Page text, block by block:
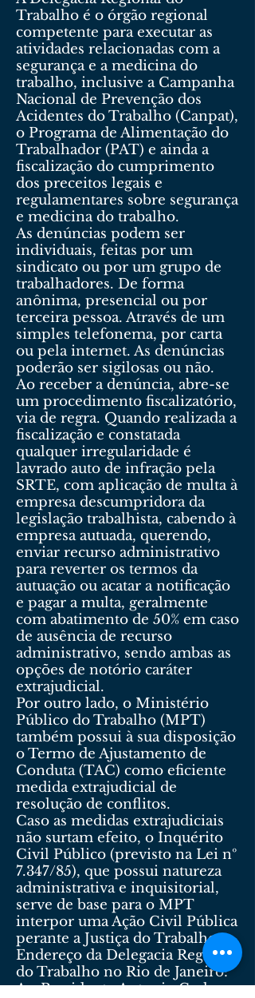
Trabalho é o órgão regional
competente para executar as
atividades relacionadas com a
segurança e a medicina do
trabalho, inclusive a Campanha
Nacional de Prevenção dos
Acidentes do Trabalho (Canpat),
o Programa de Alimentação do
Trabalhador (PAT) e ainda a
fiscalização do cumprimento
dos preceitos legais e
regulamentares sobre segurança
e medicina do trabalho.
As denúncias podem ser
individuais, feitas por um
sindicato ou por um grupo de
trabalhadores. De forma
anônima, presencial ou por
terceira pessoa. Através de um
simples telefonema, por carta
ou pela internet. As denúncias
poderão ser sigilosas ou não.
Ao receber a denúncia, abre-se
um procedimento fiscalizatório,
via de regra. Quando realizada a
fiscalização e constatada
qualquer irregularidade é
lavrado auto de infração pela
SRTE, com aplicação de multa à
empresa descumpridora da
legislação trabalhista, cabendo à
empresa autuada, querendo,
enviar recurso administrativo
para reverter os termos da
autuação ou acatar a notificação
e pagar a multa, geralmente
com abatimento de 50% em caso
de ausência de recurso
administrativo, sendo ambas as
opções de notório caráter
extrajudicial.
Por outro lado, o Ministério
Público do Trabalho (MPT)
também possui à sua disposição
o Termo de Ajustamento de
Conduta (TAC) como eficiente
medida extrajudicial de
resolução de conflitos.
Caso as medidas extrajudiciais
não surtam efeito, o Inquérito
Civil Público (previsto na Lei nº
7.347/85), que possui natureza
administrativa e inquisitorial,
serve de base para o MPT
interpor uma Ação Civil Pública
perante a Justiça do Trabalho.
Endereço da Delegacia Regional
do Trabalho no Rio de Janeiro:
Av. Presidente Antonio Carlos,